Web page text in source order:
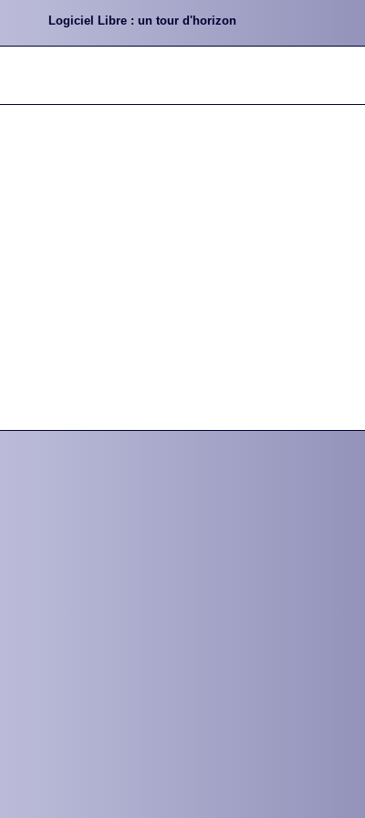
Logiciel Libre : un tour d'horizon